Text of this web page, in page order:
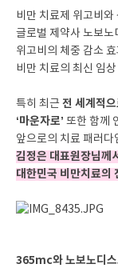
비만 치료제 위고비와
글로벌 제약사 노보노
위고비의 체중 감소
비만 치료의 최신 임
특히 최근전 세계적
‘마운자로’ 또한 함께
앞으로의 치료 패러
김정은 대표원장님께
대한민국 비만치료의
365mc와 노보노디스